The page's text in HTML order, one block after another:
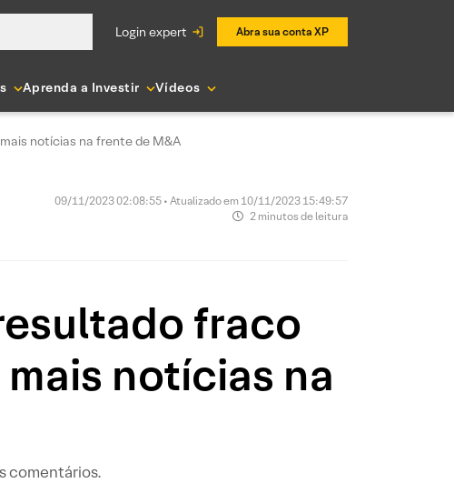
login expert Abra sua conta XP
Aprenda a Investir Vídeos
notícias na frente de M&A
09/11/2023 02:08:55 • Atualizado em 10/11/2023 15:49:57
2 minutos de leitura
fraco
notícias na
comentários.